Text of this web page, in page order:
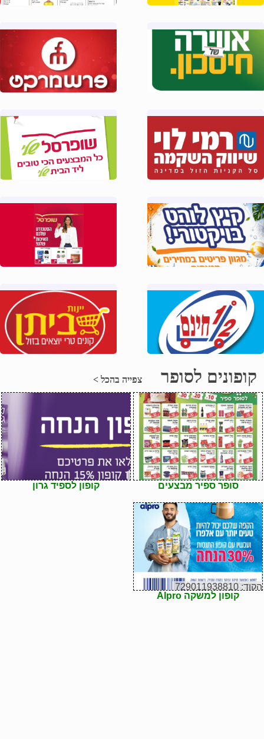
קופונים לסופר צפייה בהכל >
סופר ספיר מבצעים קופון לספיד גרון
הקוד: 729011938810
קופון למשקה Alpro